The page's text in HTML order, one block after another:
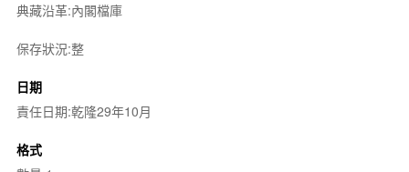
典藏沿革:內閣檔庫
保存狀況:整
日期
責任日期:乾隆29年10月
格式